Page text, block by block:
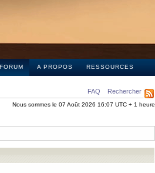
FORUM A PROPOS RESSOURCES
FAQ Rechercher
Nous sommes le 07 Août 2026 16:07 UTC + 1 heure